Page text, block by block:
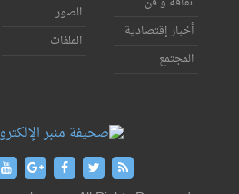
أخبار إقتصادية
المجتمع
الصور
الملفات